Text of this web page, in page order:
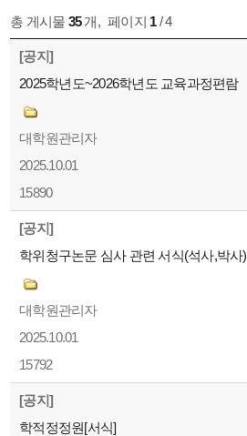
총 게시물 35개, 페이지 1/ 4
[공지]
2025학년도~2026학년도 교육과정편람
대학원관리자
2025.10.01
15890
[공지]
학위청구논문 심사 관련 서식(석사,박사)
대학원관리자
2025.10.01
15792
[공지]
학적정정원[서식]